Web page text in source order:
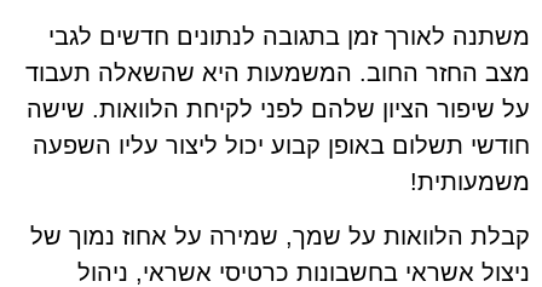
משתנה לאורך זמן בתגובה לנתונים חדשים לגבי
מצב החזר החוב. המשמעות היא שהשאלה תעבוד
על שיפור הציון שלהם לפני לקיחת הלוואות. שישה
חודשי תשלום באופן קבוע יכול ליצור עליו השפעה
משמעותית!
קבלת הלוואות על שמך, שמירה על אחוז נמוך של
ניצול אשראי בחשבונות כרטיסי אשראי, ניהול